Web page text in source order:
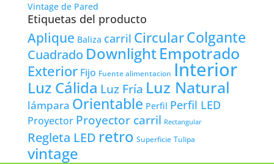
Vintage de Pared
Etiquetas del producto
Aplique Baliza carril CircularColgante
Cuadrado DownlightEmpotrado
Exterior Fijo Fuente alimentacion Interior
Luz Cálida Luz Fría Luz Natural
lámpara Orientable Perfil Perfil LED
Proyector Proyector carril Rectangular
Regleta LED retro Superficie Tulipa
vintage